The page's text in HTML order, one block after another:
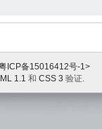
ICP备15016412号-1>
1.1 和 CSS 3 验证.